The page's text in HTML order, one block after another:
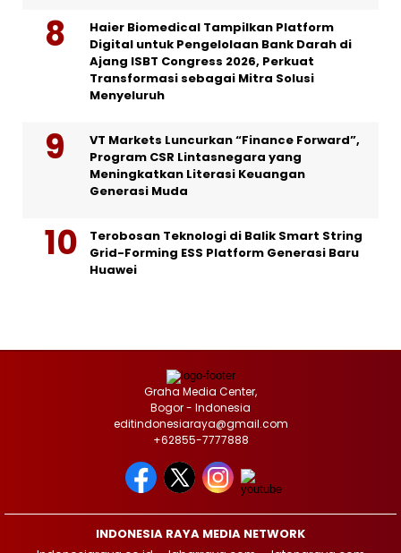
Haier Biomedical Tampilkan Platform
Digital untuk Pengelolaan Bank Darah di
Ajang ISBT Congress 2026, Perkuat
Transformasi sebagai Mitra Solusi
Menyeluruh
VT Markets Luncurkan “Finance Forward”,
Program CSR Lintasnegara yang
Meningkatkan Literasi Keuangan
Generasi Muda
Terobosan Teknologi di Balik Smart String
Grid-Forming ESS Platform Generasi Baru
Huawei
Graha Media Center,
Bogor - Indonesia
editindonesiaraya@gmail.com
+62855-7777888
INDONESIA RAYA MEDIA NETWORK